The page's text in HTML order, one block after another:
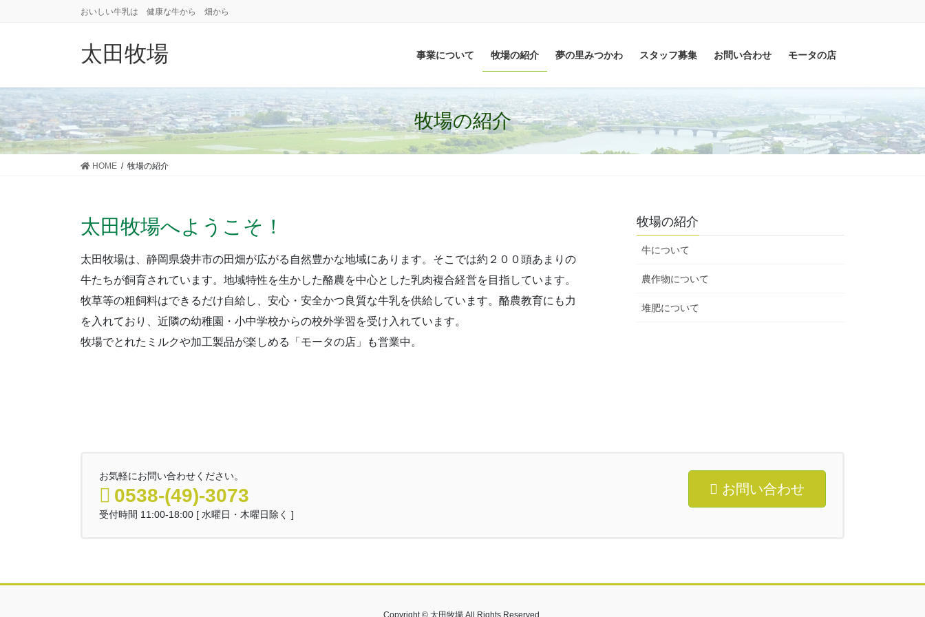
に
移
動
ョ
ン
に
移
動
おいしい牛乳は 健康な牛から 畑から
太田牧場 事業について 牧場の紹介 夢の里みつかわ スタッフ募集 お問い合わせ モータの店
牧場の紹介
HOME 牧場の紹介
太田牧場へようこそ！
太田牧場は、静岡県袋井市の田畑が広がる自然豊かな地域にあります。そこでは約２００頭あまりの
牛たちが飼育されています。地域特性を生かした酪農を中心とした乳肉複合経営を目指しています。
牧草等の粗飼料はできるだけ自給し、安心・安全かつ良質な牛乳を供給しています。酪農教育にも力
を入れており、近隣の幼稚園・小中学校からの校外学習を受け入れています。
牧場でとれたミルクや加工製品が楽しめる「モータの店」も営業中。
牧場の紹介
牛について
農作物について
堆肥について
お気軽にお問い合わせください。
0538-(49)-3073
受付時間 11:00-18:00 [ 水曜日・木曜日除く ]
お問い合わせ
Copyright © 太田牧場 All Rights Reserved.